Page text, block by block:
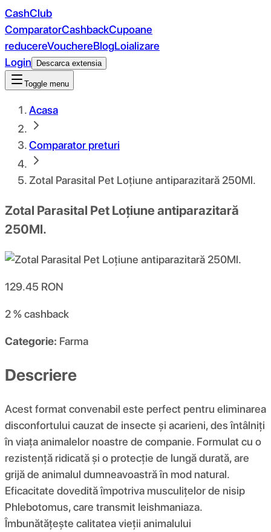
CashClub
ComparatorCashbackCupoane
reducereVouchereBlogLoializare
Login
Descarca extensia
Toggle menu
Acasa
Comparator preturi
Zotal Parasital Pet Loțiune antiparazitară 250Ml.
Zotal Parasital Pet Loțiune antiparazitară
250Ml.
129.45 RON
2 %cashback
Categorie: Farma
Descriere
Acest format convenabil este perfect pentru eliminarea
disconfortului cauzat de insecte și acarieni, des întâlniți
în viața animalelor noastre de companie. Formulat cu o
rezistență ridicată și o protecție de lungă durată, are
grijă de animalul dumneavoastră în mod natural.
Eficacitate dovedită împotriva musculițelor de nisip
Phlebotomus, care transmit leishmaniaza.
Îmbunătățește calitatea vieții animalului